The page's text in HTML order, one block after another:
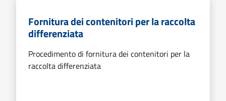
Fornitura dei contenitori per la raccolta
differenziata
Procedimento di fornitura dei contenitori per la
raccolta differenziata